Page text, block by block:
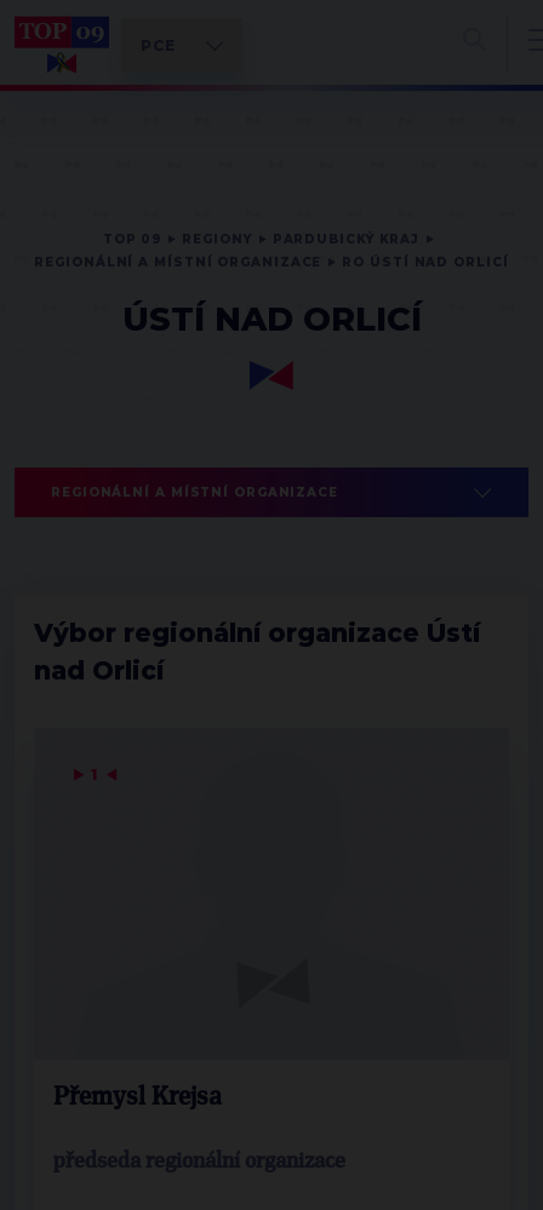
ÚSTÍ NAD ORLICÍ
REGIONÁLNÍ A MÍSTNÍ ORGANIZACE
Výbor regionální organizace Ústí
nad Orlicí
▶ 1 ◀
Přemysl Krejsa
předseda regionální organizace